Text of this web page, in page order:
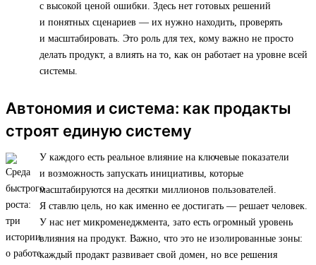
с высокой ценой ошибки. Здесь нет готовых решений
и понятных сценариев — их нужно находить, проверять
и масштабировать. Это роль для тех, кому важно не просто
делать продукт, а влиять на то, как он работает на уровне всей
системы.
Автономия и система: как продакты
строят единую систему
У каждого есть реальное влияние на ключевые показатели
и возможность запускать инициативы, которые
масштабируются на десятки миллионов пользователей.
Я ставлю цель, но как именно ее достигать — решает человек.
У нас нет микроменеджмента, зато есть огромный уровень
влияния на продукт. Важно, что это не изолированные зоны:
каждый продакт развивает свой домен, но все решения